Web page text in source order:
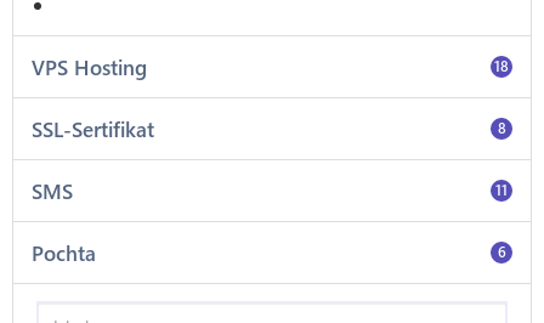
VPS Hosting 18
SSL-Sertifikat 8
SMS 11
Pochta 6